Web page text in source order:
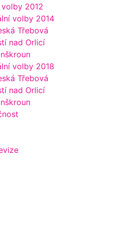
volby 2012
volby 2014
Třebová
nad Orlicí
volby 2018
Třebová
nad Orlicí